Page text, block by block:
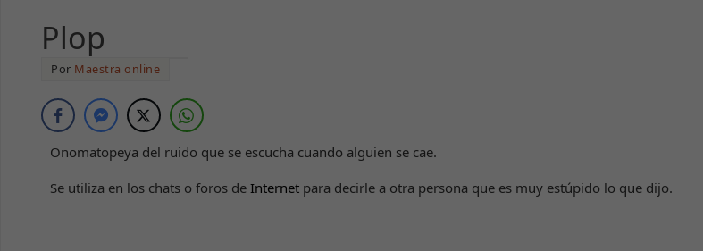
Plop
Por Maestra online
Onomatopeya del ruido que se escucha cuando alguien se cae.
Se utiliza en los chats o foros de Internet para decirle a otra persona que es muy estúpido lo que dijo.